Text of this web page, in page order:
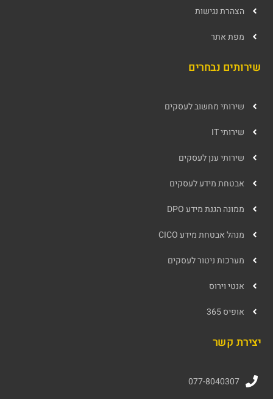
הצהרת נגישות
מפת אתר
שירותים נבחרים
שירותי מחשוב לעסקים
שירותי IT
שירותי ענן לעסקים
אבטחת מידע לעסקים
ממונה הגנת מידע DPO
מנהל אבטחת מידע CICO
מערכות ניטור לעסקים
אנטי וירוס
אופיס 365
יצירת קשר
077-8040307